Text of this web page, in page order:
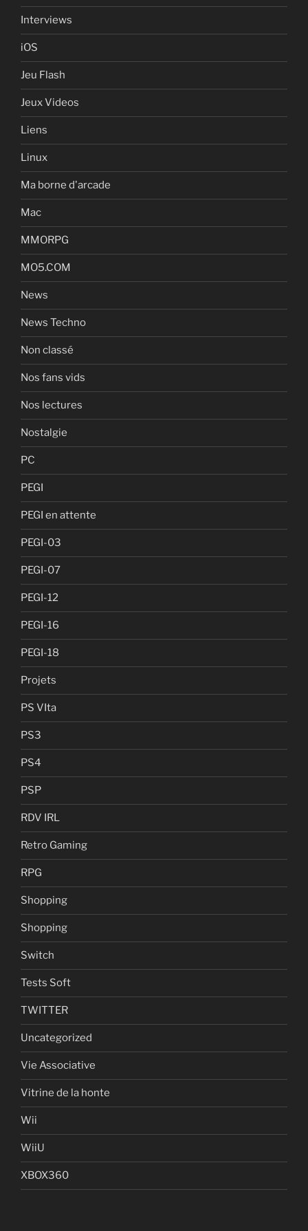
Interviews
iOS
Jeu Flash
Jeux Videos
Liens
Linux
Ma borne d'arcade
Mac
MMORPG
MO5.COM
News
News Techno
Non classé
Nos fans vids
Nos lectures
Nostalgie
PC
PEGI
PEGI en attente
PEGI-03
PEGI-07
PEGI-12
PEGI-16
PEGI-18
Projets
PS VIta
PS3
PS4
PSP
RDV IRL
Retro Gaming
RPG
Shopping
Shopping
Switch
Tests Soft
TWITTER
Uncategorized
Vie Associative
Vitrine de la honte
Wii
WiiU
XBOX360